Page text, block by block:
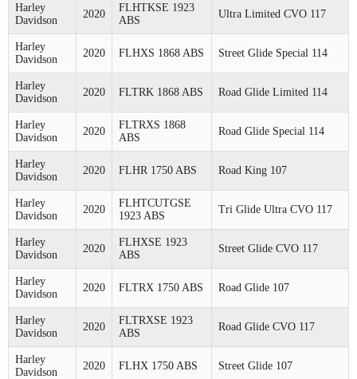
Harley
Davidson
2020
FLHTKSE 1923
ABS
Ultra Limited CVO 117
Harley
Davidson
2020 FLHXS 1868 ABS Street Glide Special 114
Harley
Davidson
2020 FLTRK 1868 ABS Road Glide Limited 114
Harley
Davidson
2020
FLTRXS 1868
ABS
Road Glide Special 114
Harley
Davidson
2020 FLHR 1750 ABS Road King 107
Harley
Davidson
2020
FLHTCUTGSE
1923 ABS
Tri Glide Ultra CVO 117
Harley
Davidson
2020
FLHXSE 1923
ABS
Street Glide CVO 117
Harley
Davidson
2020 FLTRX 1750 ABS Road Glide 107
Harley
Davidson
2020
FLTRXSE 1923
ABS
Road Glide CVO 117
Harley
Davidson
2020 FLHX 1750 ABS Street Glide 107